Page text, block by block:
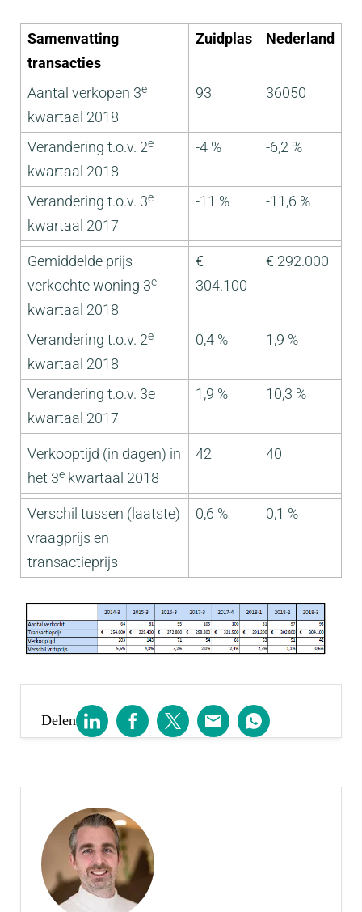
Samenvatting
transacties
Zuidplas Nederland
Aantal verkopen 3e
kwartaal 2018
93 36050
Verandering t.o.v. 2e
kwartaal 2018
-4 % -6,2 %
Verandering t.o.v. 3e
kwartaal 2017
-11 % -11,6 %
Gemiddelde prijs
verkochte woning 3e
kwartaal 2018
€
304.100
€ 292.000
Verandering t.o.v. 2e
kwartaal 2018
0,4 % 1,9 %
Verandering t.o.v. 3e
kwartaal 2017
1,9 % 10,3 %
Verkooptijd (in dagen) in
het 3e kwartaal 2018
42 40
Verschil tussen (laatste)
vraagprijs en
transactieprijs
0,6 % 0,1 %
Delen